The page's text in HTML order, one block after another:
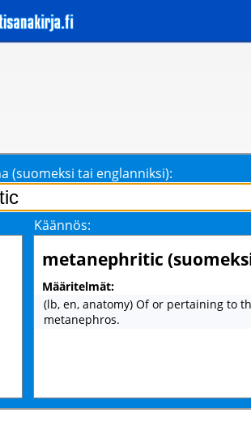
(suomeksi tai englanniksi):
Käännös:
metanephritic
Määritelmät:
(lb, en, anatomy) Of or pertaining to
metanephros.